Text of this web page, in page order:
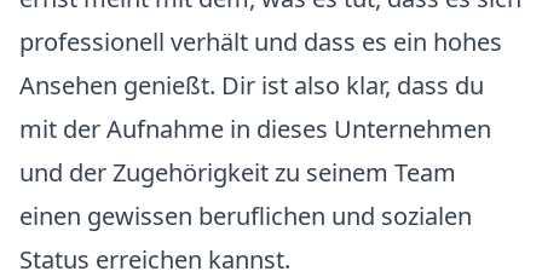
professionell verhält und dass es ein hohes
Ansehen genießt. Dir ist also klar, dass du
mit der Aufnahme in dieses Unternehmen
und der Zugehörigkeit zu seinem Team
einen gewissen beruflichen und sozialen
Status erreichen kannst.